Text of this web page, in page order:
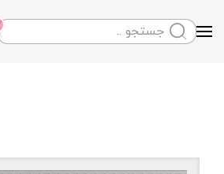
Skip to main content